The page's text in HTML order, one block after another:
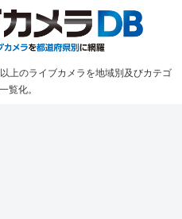
上のライブカメラを地域別及びカテゴ
覧化。